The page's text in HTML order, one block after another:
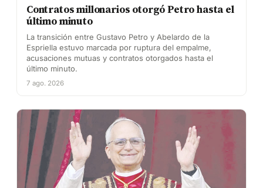
Contratos millonarios otorgó Petro hasta el
último minuto
La transición entre Gustavo Petro y Abelardo de la
Espriella estuvo marcada por ruptura del empalme,
acusaciones mutuas y contratos otorgados hasta el
último minuto.
7 ago. 2026